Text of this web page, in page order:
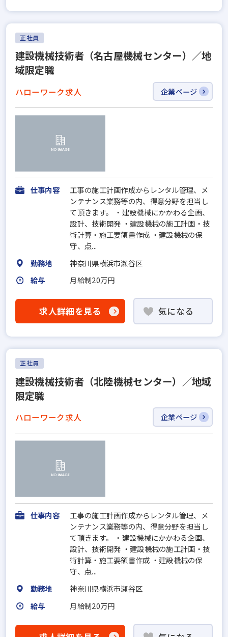
正社員
建設機械技術者（名古屋機械センター）／地
域限定職
ハローワーク求人 企業ページ
仕事内容
工事の施工計画作成からレンタル管理、メ
ンテナンス業務等の内、得意分野を担当し
て頂きます。 ・建設機械にかかわる企画、
設計、技術開発 ・建設機械の施工計画・技
術計算・施工要領書作成 ・建設機械の保
守、点...
勤務地
神奈川県横浜市瀬谷区
給与
月給制20万円
求人詳細を見る 気になる
正社員
建設機械技術者（北陸機械センター）／地域
限定職
ハローワーク求人 企業ページ
仕事内容
工事の施工計画作成からレンタル管理、メ
ンテナンス業務等の内、得意分野を担当し
て頂きます。 ・建設機械にかかわる企画、
設計、技術開発 ・建設機械の施工計画・技
術計算・施工要領書作成 ・建設機械の保
守、点...
勤務地
神奈川県横浜市瀬谷区
給与
月給制20万円